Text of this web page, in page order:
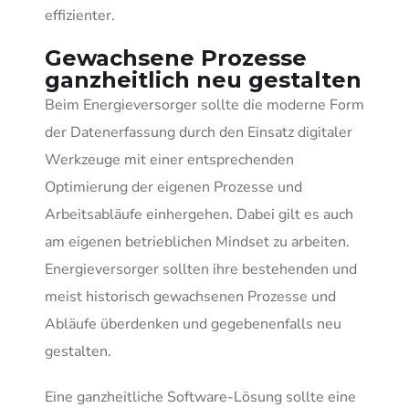
effizienter.
Gewachsene Prozesse
ganzheitlich neu gestalten
Beim Energieversorger sollte die moderne Form
der Datenerfassung durch den Einsatz digitaler
Werkzeuge mit einer ent­sprechenden
Optimierung der eigenen Prozesse und
Arbeitsabläufe einhergehen. Dabei gilt es auch
am eigenen betriebli­chen Mindset zu arbeiten.
Energieversor­ger sollten ihre bestehenden und
meist historisch gewachsenen Prozesse und
Ab­läufe überdenken und gegebenenfalls neu
gestalten.
Eine ganzheitliche Software-Lösung sollte eine